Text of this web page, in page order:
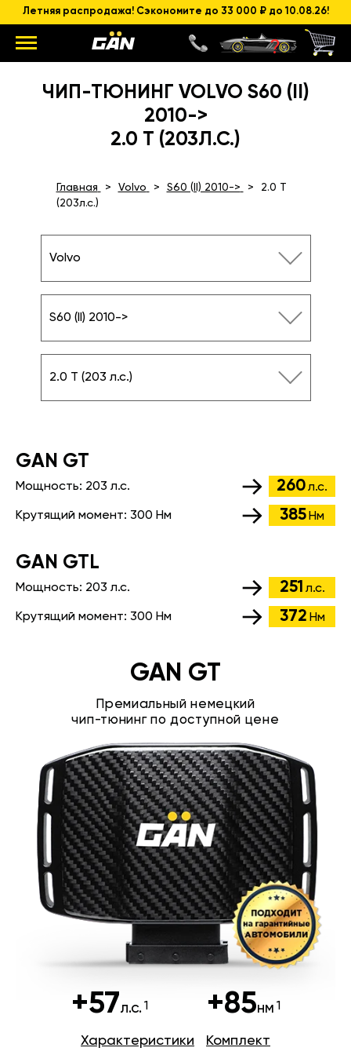
Летняя распродажа! Сэкономите до 33 000 ₽ до 10.08.26!
ЧИП-ТЮНИНГ VOLVO S60 (II)
2010->
2.0 T (203Л.С.)
Главная Volvo S60 (II) 2010->
2.0 T
(203л.с.)
Volvo
S60 (II) 2010->
2.0 T (203 л.с.)
GАN GT
Мощность: 203 л.с. 260л.с.
Крутящий момент: 300 Нм 385 Нм
GАN GTL
Мощность: 203 л.с. 251 л.с.
Крутящий момент: 300 Нм 372 Нм
GAN GT
Премиальный немецкий
чип-тюнинг по доступной цене
+57л.с. +85нм
Характеристики Комплект